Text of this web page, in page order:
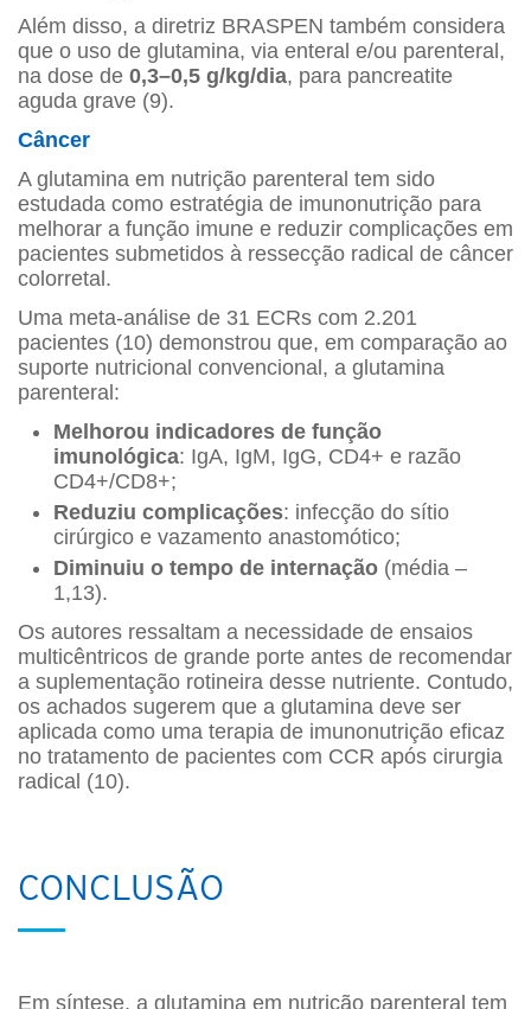
Além disso, a diretriz BRASPEN também considera
que o uso de glutamina, via enteral e/ou parenteral,
na dose de 0,3–0,5 g/kg/dia, para pancreatite
aguda grave (9).
Câncer
A glutamina em nutrição parenteral tem sido
estudada como estratégia de imunonutrição para
melhorar a função imune e reduzir complicações em
pacientes submetidos à ressecção radical de câncer
colorretal.
Uma meta‐análise de 31 ECRs com 2.201
pacientes (10) demonstrou que, em comparação ao
suporte nutricional convencional, a glutamina
parenteral:
Melhorou indicadores de função
imunológica: IgA, IgM, IgG, CD4+ e razão
CD4+/CD8+;
Reduziu complicações: infecção do sítio
cirúrgico e vazamento anastomótico;
Diminuiu o tempo de internação (média –
1,13).
Os autores ressaltam a necessidade de ensaios
multicêntricos de grande porte antes de recomendar
a suplementação rotineira desse nutriente. Contudo,
os achados sugerem que a glutamina deve ser
aplicada como uma terapia de imunonutrição eficaz
no tratamento de pacientes com CCR após cirurgia
radical (10).
CONCLUSÃO
Em síntese, a glutamina em nutrição parenteral tem